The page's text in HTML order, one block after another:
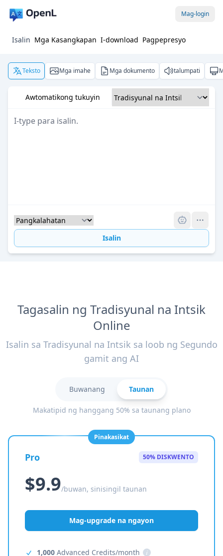
Mag-login
Isalin Mga Kasangkapan I-download Pagpepresyo
Teksto Mga imahe Mga dokumento talumpati
Awtomatikong tukuyin
Isalin
Tagasalin ng Tradisyunal na Intsik
Online
Isalin sa Tradisyunal na Intsik sa loob ng Segundo
gamit ang AI
Buwanang Taunan
Makatipid ng hanggang 50% sa taunang plano
Pinakasikat
Pro 50% DISKWENTO
$9.9/buwan, sinisingil taunan
Mag-upgrade na ngayon
1,000 Advanced Credits/month
i